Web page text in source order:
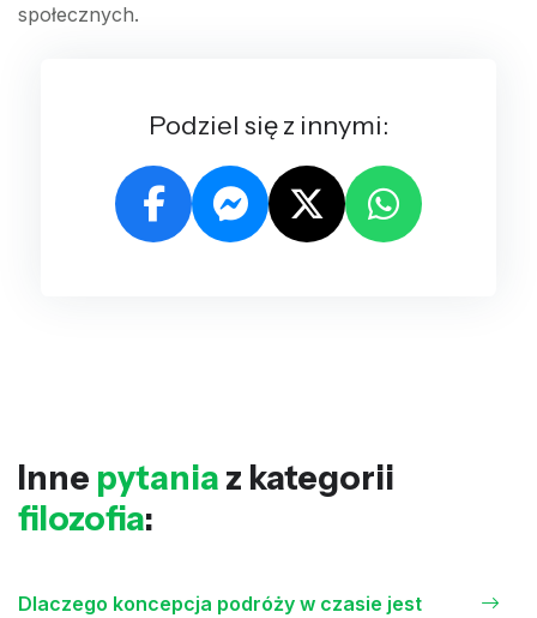
społecznych.
Podziel się z innymi:
Inne pytania z kategorii
filozofia:
Dlaczego koncepcja podróży w czasie jest